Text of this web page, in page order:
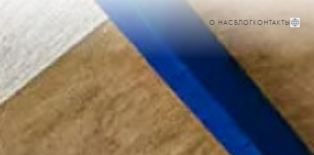
О НАС БЛОГКОНТАКТЫ